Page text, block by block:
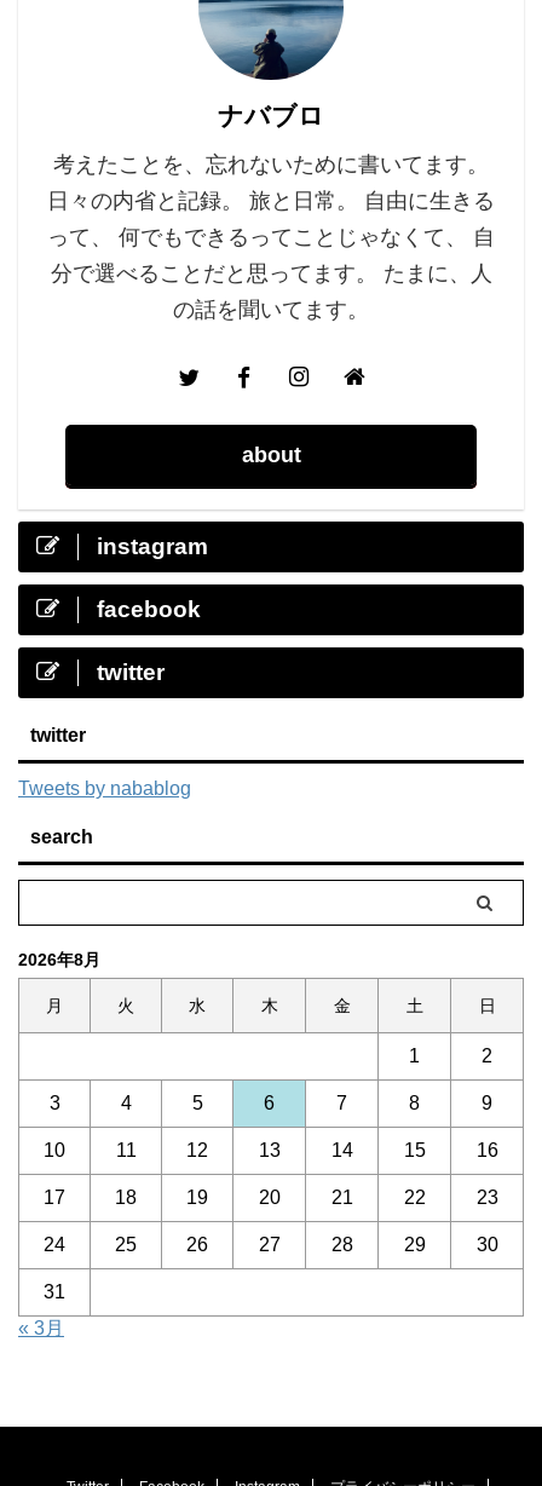
ナバブロ
考えたことを、忘れないために書いてます。
日々の内省と記録。 旅と日常。 自由に生きる
って、 何でもできるってことじゃなくて、 自
分で選べることだと思ってます。 たまに、人
の話を聞いてます。
about
instagram
facebook
twitter
twitter
Tweets by nabablog
search
2026年8月
月 火 水 木 金 土 日
1 2
3 4 5 6 7 8 9
10 11 12 13 14 15 16
17 18 19 20 21 22 23
24 25 26 27 28 29 30
31
« 3月